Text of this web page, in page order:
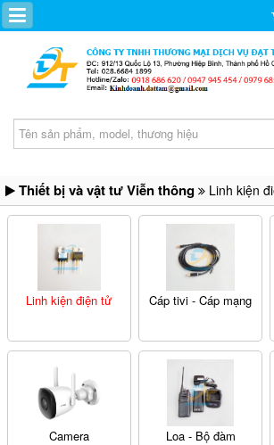
Thiết bị và vật tư Viễn thông Linh kiện
Linh kiện điện tử Cáp tivi - Cáp mạng
Camera Loa - Bộ đàm